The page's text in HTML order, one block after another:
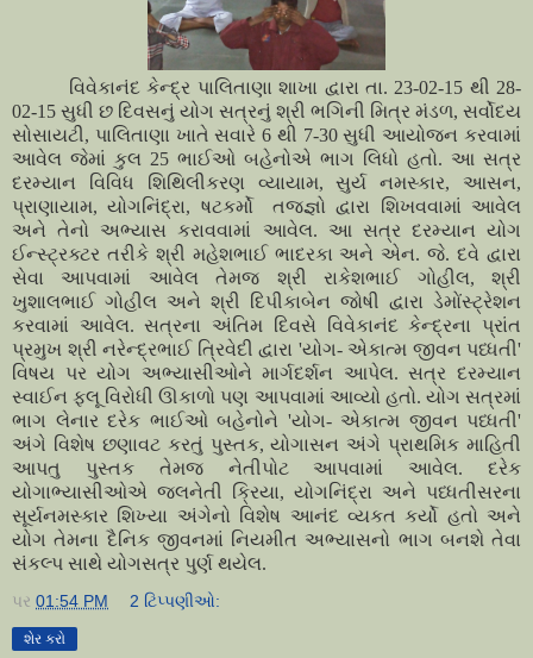
વિવેકાનંદ કેન્દ્ર પાલિતાણા શાખા દ્વારા તા. 23-02-15 થી 28-
02-15 સુધી છ દિવસનું યોગ સત્રનું શ્રી ભગિની મિત્ર મંડળ, સર્વોદય
સોસાયટી, પાલિતાણા ખાતે સવારે 6 થી 7-30 સુધી આયોજન કરવામાં
આવેલ જેમાં કુલ 25 ભાઈઓ બહેનોએ ભાગ લિધો હતો. આ સત્ર
દરમ્યાન વિવિધ શિથિલીકરણ વ્યાયામ, સુર્ય નમસ્કાર, આસન,
પ્રાણાયામ, યોગનિંદ્રા, ષટકર્મો તજજ્ઞો દ્વારા શિખવવામાં આવેલ
અને તેનો અભ્યાસ કરાવવામાં આવેલ. આ સત્ર દરમ્યાન યોગ
ઈન્સ્ટ્રક્ટર તરીકે શ્રી મહેશભાઈ ભાદરકા અને એન. જે. દવે દ્વારા
સેવા આપવામાં આવેલ તેમજ શ્રી રાકેશભાઈ ગોહીલ, શ્રી
ખુશાલભાઈ ગોહીલ અને શ્રી દિપીકાબેન જોષી દ્વારા ડેમોંસ્ટ્રેશન
કરવામાં આવેલ. સત્રના અંતિમ દિવસે વિવેકાનંદ કેન્દ્રના પ્રાંત
પ્રમુખ શ્રી નરેન્દ્રભાઈ ત્રિવેદી દ્વારા 'યોગ- એકાત્મ જીવન પધ્ધતી'
વિષય પર યોગ અભ્યાસીઓને માર્ગદર્શન આપેલ. સત્ર દરમ્યાન
સ્વાઈન ફ્લૂ વિરોધી ઊકાળો પણ આપવામાં આવ્યો હતો. યોગ સત્રમાં
ભાગ લેનાર દરેક ભાઈઓ બહેનોને 'યોગ- એકાત્મ જીવન પધ્ધતી'
અંગે વિશેષ છણાવટ કરતું પુસ્તક, યોગાસન અંગે પ્રાથમિક માહિતી
આપતુ પુસ્તક તેમજ નેતીપોટ આપવામાં આવેલ. દરેક
યોગાભ્યાસીઓએ જલનેતી ક્રિયા, યોગનિંદ્રા અને પધ્ધતીસરના
સૂર્યનમસ્કાર શિખ્યા અંગેનો વિશેષ આનંદ વ્યકત કર્યો હતો અને
યોગ તેમના દૈનિક જીવનમાં નિયમીત અભ્યાસનો ભાગ બનશે તેવા
સંકલ્પ સાથે યોગસત્ર પુર્ણ થયેલ.
પર 01:54 PM 2 ટિપ્પણીઓ:
શેર કરો